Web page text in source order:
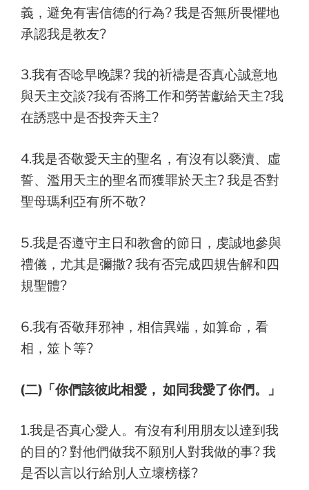
義，避免有害信德的行為? 我是否無所畏懼地
承認我是教友?
3.我有否唸早晚課? 我的祈禱是否真心誠意地
與天主交談?我有否將工作和勞苦獻給天主?我
在誘惑中是否投奔天主?
4.我是否敬愛天主的聖名，有沒有以褻瀆、虛
誓、濫用天主的聖名而獲罪於天主? 我是否對
聖母瑪利亞有所不敬?
5.我是否遵守主日和教會的節日，虔誠地參與
禮儀，尤其是彌撒? 我有否完成四規告解和四
規聖體?
6.我有否敬拜邪神，相信異端，如算命，看
相，筮卜等?
(二)「你們該彼此相愛， 如同我愛了你們。」
1.我是否真心愛人。有沒有利用朋友以達到我
的目的? 對他們做我不願別人對我做的事? 我
是否以言以行給別人立壞榜樣?